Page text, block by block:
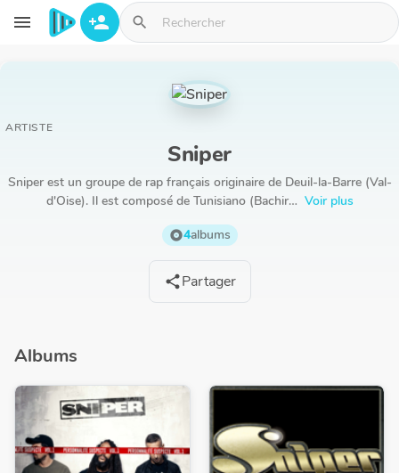
Aller au contenu principal
menu person_add search
ARTISTE
Sniper
Sniper est un groupe de rap français originaire de Deuil-la-Barre (Val-
d'Oise). Il est composé de Tunisiano (Bachir… Voir plus
album4albums
sharePartager
Albums